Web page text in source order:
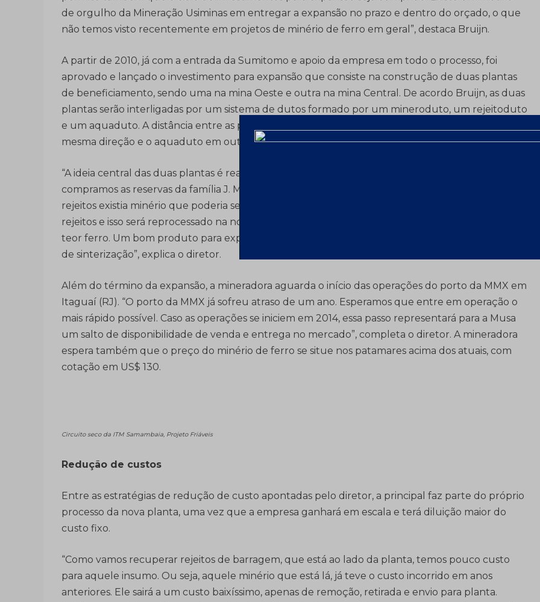
de orgulho da Mineração Usiminas em entregar a expansão no prazo e dentro do orçado, o que
não temos visto recentemente em projetos de minério de ferro em geral”, destaca Bruijn.
A partir de 2010, já com a entrada da Sumitomo e apoio da empresa em todo o processo, foi
aprovado e lançado o investimento para expansão que consiste na construção de duas plantas
de beneficiamento, sendo uma na mina Oeste e outra na mina Central. De acordo Bruijn, as duas
plantas serão interligadas por um sistema de dutos formado por um mineroduto, um rejeitoduto
e um aquaduto. A distância entre as plantas é de 8 km, sendo o mineroduto e o rejeitoduto na
mesma direção e o aquaduto em outra.
“A ideia central das duas plantas é realizar o aproveitamento dos finos de barragem. Quando
compramos as reservas da família J. Mendes, percebemos que dentro das duas barragens de
rejeitos existia minério que poderia ser reprocessado. A grosso modo, temos 25 milhões t de
rejeitos e isso será reprocessado na nova planta e produzirá
teor ferro. Um bom produto para exportação e também para siderúrgicas que tenham planta
de sinterização”, explica o diretor.
Além do término da expansão, a mineradora aguarda o início das operações do porto da MMX em
Itaguaí (RJ). “O porto da MMX já sofreu atraso de um ano. Esperamos que entre em operação o
mais rápido possível. Caso as operações se iniciem em 2014, essa passo representará para a Musa
um salto de disponibilidade de venda e entrega no mercado”, completa o diretor. A mineradora
espera também que o preço do minério de ferro se situe nos patamares acima dos atuais, com
cotação em US$ 130.
Circuito seco da ITM Samambaia, Projeto Friáveis
Redução de custos
Entre as estratégias de redução de custo apontadas pelo diretor, a principal faz parte do próprio
processo da nova planta, uma vez que a empresa ganhará em escala e terá diluição maior do
custo fixo.
“Como vamos recuperar rejeitos de barragem, que está ao lado da planta, temos pouco custo
para aquele insumo. Ou seja, aquele minério que está lá, já teve o custo incorrido em anos
anteriores. Ele sairá a um custo baixíssimo, apenas de remoção, retirada e envio para planta.